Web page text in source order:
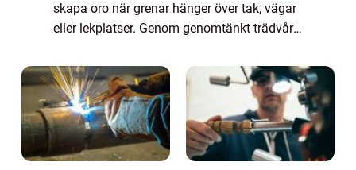
skapa oro när grenar hänger över tak, vägar
eller lekplatser. Genom genomtänkt trädvård
minska risken för skador. Nyck...